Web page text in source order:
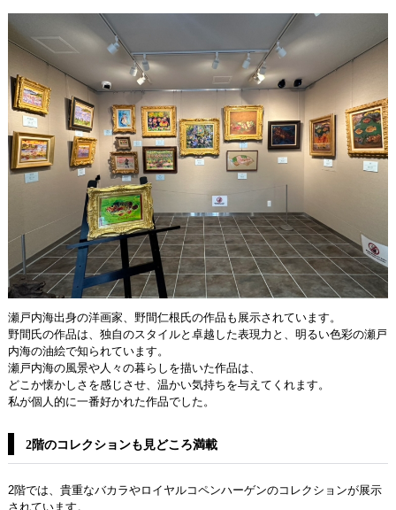
瀬戸内海出身の洋画家、野間仁根氏の作品も展示されています。
野間氏の作品は、独自のスタイルと卓越した表現力と、明るい色彩の瀬戸
内海の油絵で知られています。
瀬戸内海の風景や人々の暮らしを描いた作品は、
どこか懐かしさを感じさせ、温かい気持ちを与えてくれます。
私が個人的に一番好かれた作品でした。
2階のコレクションも見どころ満載
2階では、貴重なバカラやロイヤルコペンハーゲンのコレクションが展示
されています。